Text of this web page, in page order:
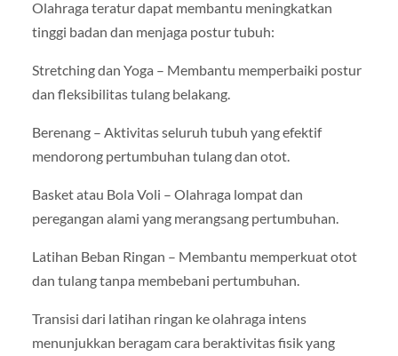
Olahraga teratur dapat membantu meningkatkan
tinggi badan dan menjaga postur tubuh:
Stretching dan Yoga – Membantu memperbaiki postur
dan fleksibilitas tulang belakang.
Berenang – Aktivitas seluruh tubuh yang efektif
mendorong pertumbuhan tulang dan otot.
Basket atau Bola Voli – Olahraga lompat dan
peregangan alami yang merangsang pertumbuhan.
Latihan Beban Ringan – Membantu memperkuat otot
dan tulang tanpa membebani pertumbuhan.
Transisi dari latihan ringan ke olahraga intens
menunjukkan beragam cara beraktivitas fisik yang